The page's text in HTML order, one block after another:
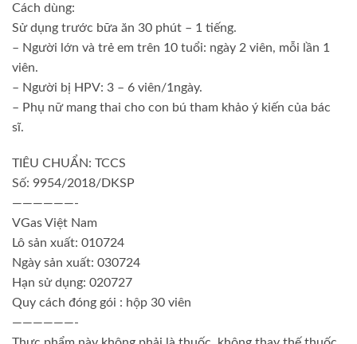
Cách dùng:
Sử dụng trước bữa ăn 30 phút – 1 tiếng.
– Người lớn và trẻ em trên 10 tuổi: ngày 2 viên, mỗi lần 1
viên.
– Người bị HPV: 3 – 6 viên/1ngày.
– Phụ nữ mang thai cho con bú tham khảo ý kiến của bác
sĩ.
TIÊU CHUẨN: TCCS
Số: 9954/2018/DKSP
——————-
VGas Việt Nam
Lô sản xuất: 010724
Ngày sản xuất: 030724
Hạn sử dụng: 020727
Quy cách đóng gói : hộp 30 viên
——————-